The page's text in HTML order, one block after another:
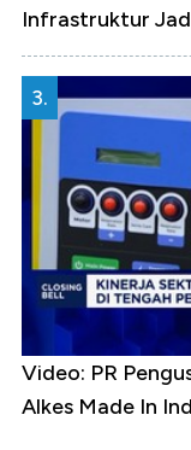
Infrastruktur
3.
Video: PR
Alkes Made In